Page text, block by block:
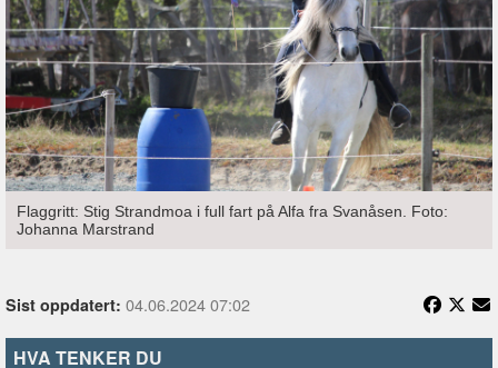
Flaggritt: Stig Strandmoa i full fart på Alfa fra Svanåsen. Foto:
Johanna Marstrand
Sist oppdatert: 04.06.2024 07:02
HVA TENKER DU